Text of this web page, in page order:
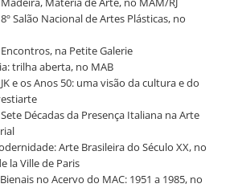
8º Salão Nacional de Artes Plásticas, no
Encontros, na Petite Galerie
trilha aberta, no MAB
JK e os Anos 50: uma visão da cultura e do
Sete Décadas da Presença Italiana na Arte
Arte Brasileira do Século XX, no
la Ville de Paris
no Acervo do MAC: 1951 a 1985, no